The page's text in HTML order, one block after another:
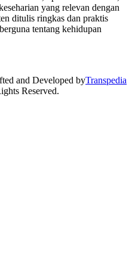
yang relevan dengan
ditulis ringkas dan praktis
tentang kehidupan
and Developed byTranspedia
Reserved.